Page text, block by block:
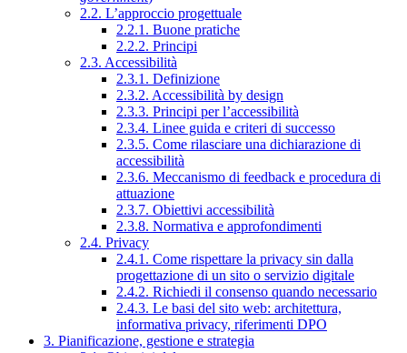
2.2. L’approccio progettuale
2.2.1. Buone pratiche
2.2.2. Principi
2.3. Accessibilità
2.3.1. Definizione
2.3.2. Accessibilità by design
2.3.3. Principi per l’accessibilità
2.3.4. Linee guida e criteri di successo
2.3.5. Come rilasciare una dichiarazione di
accessibilità
2.3.6. Meccanismo di feedback e procedura di
attuazione
2.3.7. Obiettivi accessibilità
2.3.8. Normativa e approfondimenti
2.4. Privacy
2.4.1. Come rispettare la privacy sin dalla
progettazione di un sito o servizio digitale
2.4.2. Richiedi il consenso quando necessario
2.4.3. Le basi del sito web: architettura,
informativa privacy, riferimenti DPO
3. Pianificazione, gestione e strategia